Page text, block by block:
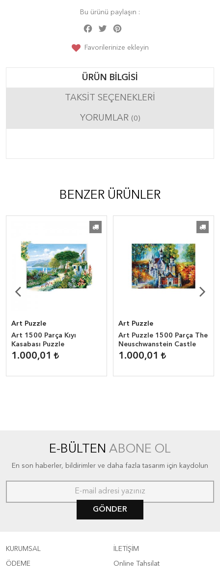
Bu ürünü paylaşın :
Facebook
Twitter
Favorilerinize ekleyin
ÜRÜN BILGISI
TAKSIT SEÇENEKLERI
YORUMLAR (0)
BENZER ÜRÜNLER
Art Puzzle
Art 1500 Parça Kıyı
Kasabası Puzzle
1.000,01
Art Puzzle
Art Puzzle 1500 Parça The
Neuschwanstein Castle
1.000,01
E-BÜLTEN ABONE OL
En son haberler, bildirimler ve daha fazla tasarım için kaydolun
GÖNDER
KURUMSAL
ÖDEME
İLETİŞİM
Online Tahsilat